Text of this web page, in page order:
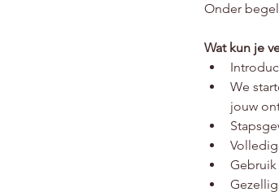
Onder
Wat kun je
We
jouw